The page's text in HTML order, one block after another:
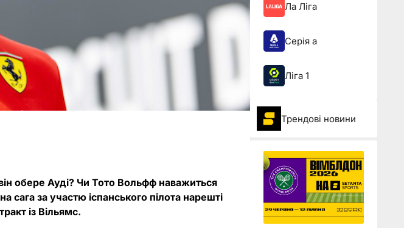
обере Ауді? Чи Тото Вольфф наважиться
за участю іспанського пілота нарешті
із Вільямс.
Ла Ліга
Серія а
Ліга 1
Трендові новини